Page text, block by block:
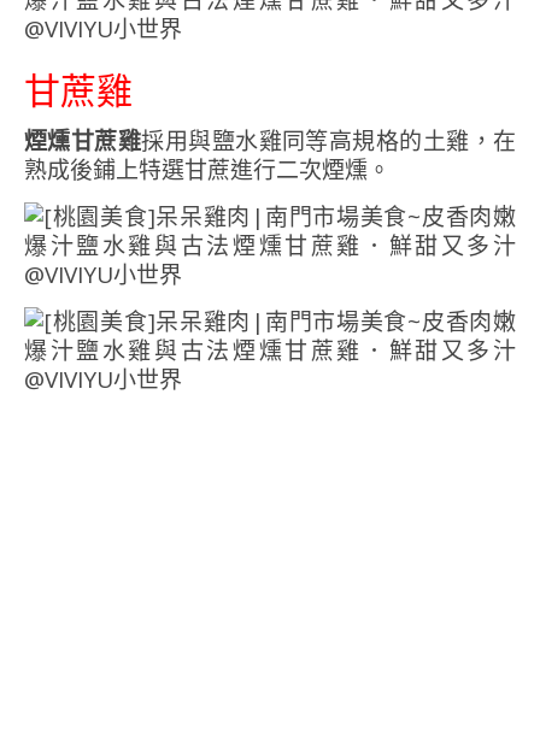
甘蔗雞
煙燻甘蔗雞採用與鹽水雞同等高規格的土雞，在
熟成後鋪上特選甘蔗進行二次煙燻。